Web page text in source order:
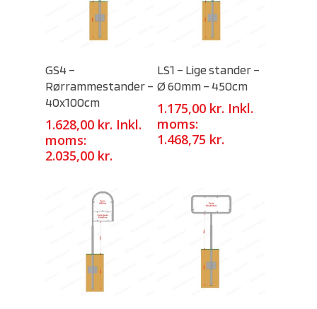
GS4 –
Rørrammestander –
40x100cm
1.628,00 kr. Inkl.
moms:
2.035,00 kr.
LS1 – Lige stander –
Ø 60mm – 450cm
1.175,00 kr. Inkl.
moms:
1.468,75 kr.